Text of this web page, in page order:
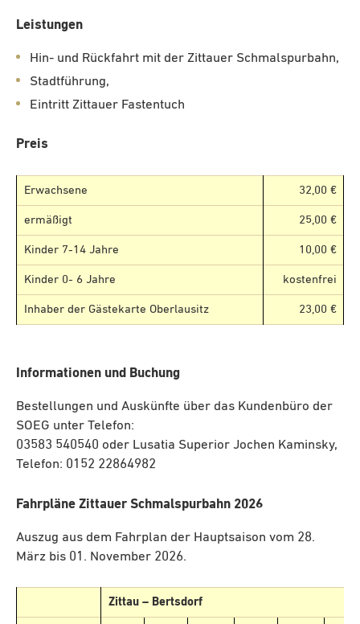
Leistungen
Hin- und Rückfahrt mit der Zittauer Schmalspurbahn,
Stadtführung,
Eintritt Zittauer Fastentuch
Preis
Erwachsene 32,00 €
ermäßigt 25,00 €
Kinder 7-14 Jahre 10,00 €
Kinder 0- 6 Jahre kostenfrei
Inhaber der Gästekarte Oberlausitz 23,00 €
Informationen und Buchung
Bestellungen und Auskünfte über das Kundenbüro der
SOEG unter Telefon:
03583 540540 oder Lusatia Superior Jochen Kaminsky,
Telefon: 0152 22864982
Fahrpläne Zittauer Schmalspurbahn 2026
Auszug aus dem Fahrplan der Hauptsaison vom 28.
März bis 01. November 2026.
Zittau – Bertsdorf